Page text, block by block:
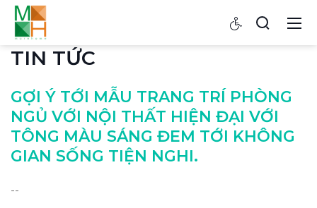
TIN TỨC
GỢI Ý TỚI MẪU TRANG TRÍ PHÒNG
NGỦ VỚI NỘI THẤT HIỆN ĐẠI VỚI
TÔNG MÀU SÁNG ĐEM TỚI KHÔNG
GIAN SỐNG TIỆN NGHI.
--